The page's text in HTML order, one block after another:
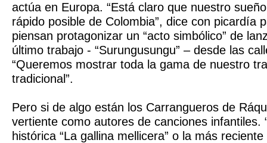
actúa en Europa. “Está claro que nuestro
rápido posible de Colombia”, dice con picardía
piensan protagonizar un “acto simbólico” de
último trabajo - “Surungusungu” – desde las
“Queremos mostrar toda la gama de nuestro
tradicional”.
Pero si de algo están los Carrangueros de
vertiente como autores de canciones infantiles.
histórica “La gallina mellicera” o la más reciente